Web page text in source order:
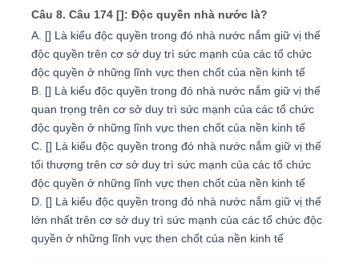
Câu 8. Câu 174 []: Độc quyền nhà nước là?
A. [] Là kiểu độc quyền trong đó nhà nước nắm giữ vị thế
độc quyền trên cơ sở duy trì sức mạnh của các tổ chức
độc quyền ở những lĩnh vực then chốt của nền kinh tế
B. [] Là kiểu độc quyền trong đó nhà nước nắm giữ vị thế
quan trọng trên cơ sở duy trì sức mạnh của các tổ chức
độc quyền ở những lĩnh vực then chốt của nền kinh tế
C. [] Là kiểu độc quyền trong đó nhà nước nắm giữ vị thế
tối thượng trên cơ sở duy trì sức mạnh của các tổ chức
độc quyền ở những lĩnh vực then chốt của nền kinh tế
D. [] Là kiểu độc quyền trong đó nhà nước nắm giữ vị thế
lớn nhất trên cơ sở duy trì sức mạnh của các tổ chức độc
quyền ở những lĩnh vực then chốt của nền kinh tế